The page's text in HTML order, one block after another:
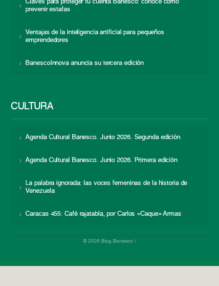
Claves para proteger tu cuenta Banesco: conoce cómo
prevenir estafas
Ventajas de la inteligencia artificial para pequeños
emprendedores
BanescoInnova anuncia su tercera edición
CULTURA
Agenda Cultural Banesco. Junio 2026. Segunda edición
Agenda Cultural Banesco. Junio 2026. Primera edición
La palabra ignorada: las voces femeninas de la historia de
Venezuela
Caracas 455: Café rajatabla, por Carlos «Caque» Armas
© 2026 Blog Banesco |